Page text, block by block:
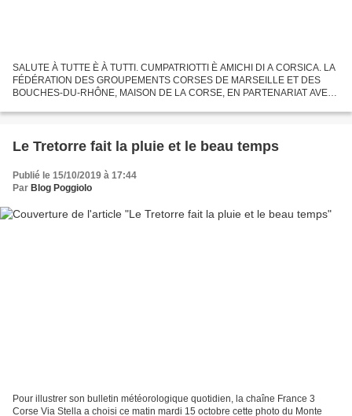
SALUTE À TUTTE È À TUTTI. CUMPATRIOTTI È AMICHI DI A CORSICA. LA
FÉDÉRATION DES GROUPEMENTS CORSES DE MARSEILLE ET DES
BOUCHES-DU-RHÔNE, MAISON DE LA CORSE, EN PARTENARIAT AVEC
PROFIT DES CORSES...
Le Tretorre fait la pluie et le beau temps
Publié le 15/10/2019 à 17:44
Par Blog Poggiolo
Pour illustrer son bulletin météorologique quotidien, la chaîne France 3
Corse Via Stella a choisi ce matin mardi 15 octobre cette photo du Monte